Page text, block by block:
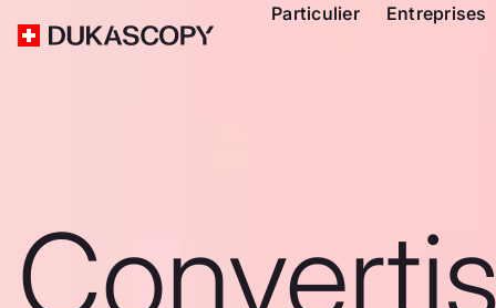
Particulier Entreprises